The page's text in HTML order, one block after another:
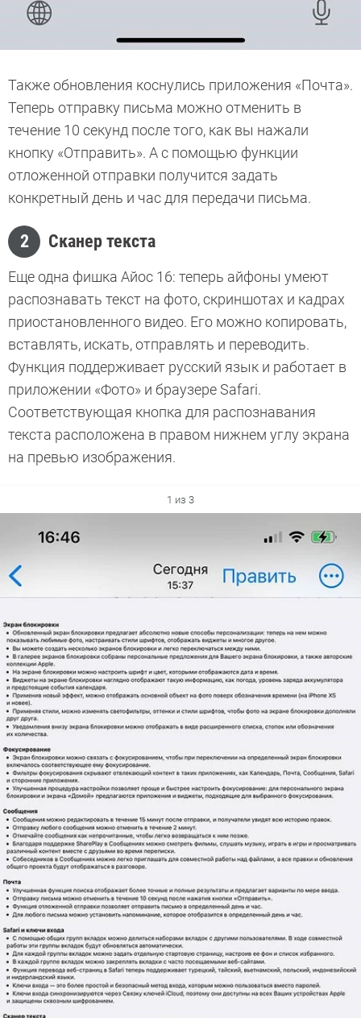
Также обновления коснулись приложения «Почта».
Теперь отправку письма можно отменить в
течение 10 секунд после того, как вы нажали
кнопку «Отправить». А с помощью функции
отложенной отправки получится задать
конкретный день и час для передачи письма.
2 Сканер текста
Еще одна фишка Айос 16: теперь айфоны умеют
распознавать текст на фото, скриншотах и кадрах
приостановленного видео. Его можно копировать,
вставлять, искать, отправлять и переводить.
Функция поддерживает русский язык и работает в
приложении «Фото» и браузере Safari.
Соответствующая кнопка для распознавания
текста расположена в правом нижнем углу экрана
на превью изображения.
1 из 3